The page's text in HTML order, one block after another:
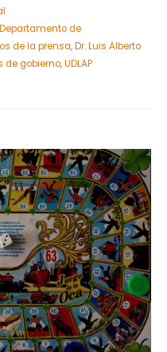
Departamento de
de la prensa,Dr. Luis Alberto
de gobierno,UDLAP